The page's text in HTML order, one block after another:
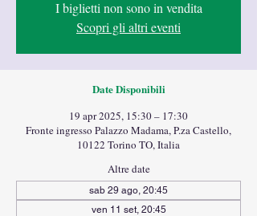
I biglietti non sono in vendita
Scopri gli altri eventi
Date Disponibili
19 apr 2025, 15:30 – 17:30
Fronte ingresso Palazzo Madama, P.za Castello,
10122 Torino TO, Italia
Altre date
sab 29 ago, 20:45
ven 11 set, 20:45